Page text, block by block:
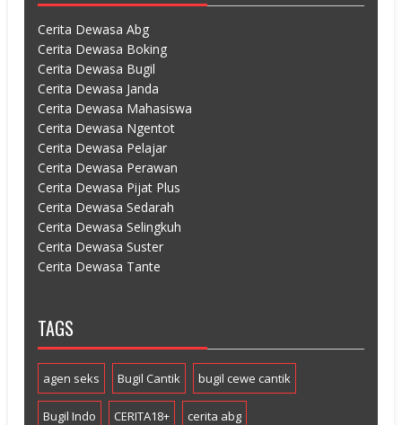
Cerita Dewasa Abg
Cerita Dewasa Boking
Cerita Dewasa Bugil
Cerita Dewasa Janda
Cerita Dewasa Mahasiswa
Cerita Dewasa Ngentot
Cerita Dewasa Pelajar
Cerita Dewasa Perawan
Cerita Dewasa Pijat Plus
Cerita Dewasa Sedarah
Cerita Dewasa Selingkuh
Cerita Dewasa Suster
Cerita Dewasa Tante
TAGS
agen seks Bugil Cantik bugil cewe cantik
Bugil Indo CERITA18+ cerita abg